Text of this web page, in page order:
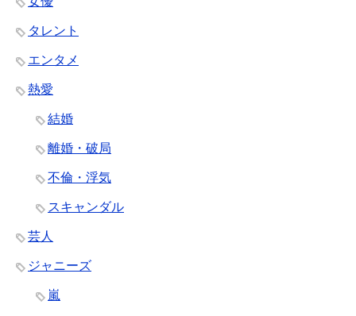
タレント
エンタメ
熱愛
結婚
離婚・破局
不倫・浮気
スキャンダル
芸人
ジャニーズ
嵐